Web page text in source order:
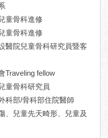
童骨科進修
童骨科進修
醫院兒童骨科研究員暨客
Traveling fellow
童骨科研究員
科部/骨科部住院醫師
、兒童先天畸形、兒童及